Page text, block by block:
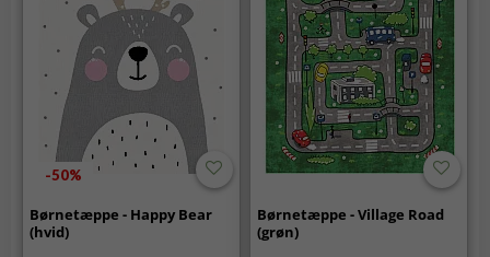
-50%
Børnetæppe - Happy Bear
(hvid)
Børnetæppe - Village Road
(grøn)